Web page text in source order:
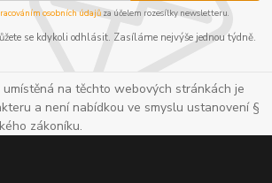
osobních údajůza účelem rozesílky newsletteru.
se kdykoli odhlásit. Zasíláme nejvýše jednou týdně.
na těchto webových stránkách je
a není nabídkou ve smyslu ustanovení §
zákoníku.